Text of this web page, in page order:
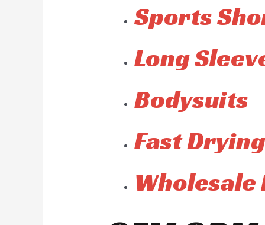
Sports
Long
Bodysuits
Fast
Wholesale